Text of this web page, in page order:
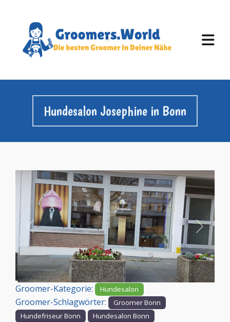
Hundesalon Josephine in Bonn
Vorheriges
Groomer-Kategorie: Hundesalon
Groomer-Schlagwörter:
Groomer Bonn
Hundefriseur Bonn
Hundesalon Bonn